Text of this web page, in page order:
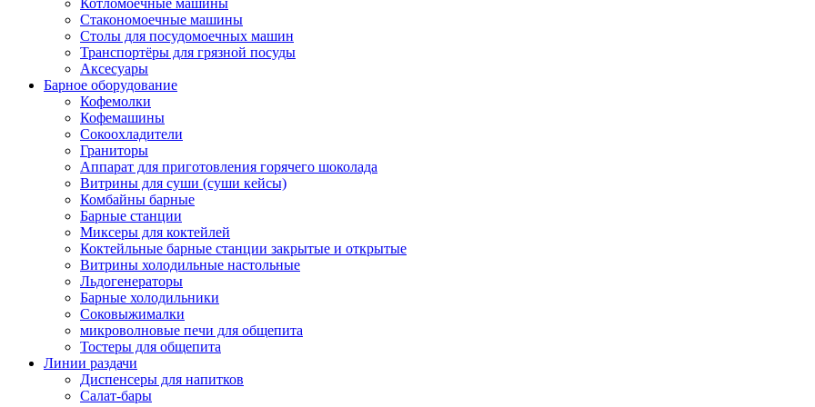
Котломоечные машины
Стакономоечные машины
Столы для посудомоечных машин
Транспортёры для грязной посуды
Аксесуары
Барное оборудование
Кофемолки
Кофемашины
Сокоохладители
Граниторы
Аппарат для приготовления горячего шоколада
Витрины для суши (суши кейсы)
Комбайны барные
Барные станции
Миксеры для коктейлей
Коктейльные барные станции закрытые и открытые
Витрины холодильные настольные
Льдогенераторы
Барные холодильники
Соковыжималки
микроволновые печи для общепита
Тостеры для общепита
Линии раздачи
Диспенсеры для напитков
Салат-бары